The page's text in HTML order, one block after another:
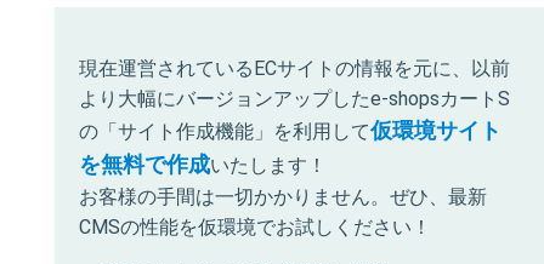
現在運営されているECサイトの情報を元に、以前
より大幅にバージョンアップしたe-shopsカートS
の「サイト作成機能」を利用して仮環境サイト
を無料で作成いたします！
お客様の手間は一切かかりません。ぜひ、最新
CMSの性能を仮環境でお試しください！